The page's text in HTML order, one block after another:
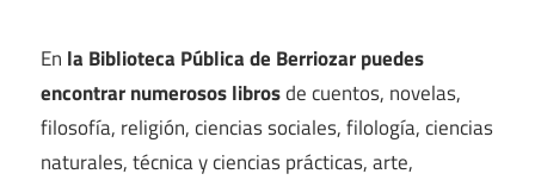
En la Biblioteca Pública de Berriozar puedes
encontrar numerosos librosde cuentos, novelas,
filosofía, religión, ciencias sociales, filología, ciencias
naturales, técnica y ciencias prácticas, arte,